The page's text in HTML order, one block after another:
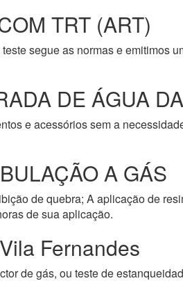
TRT (ART)
segue as normas e emitimos
DE ÁGUA
e acessórios sem a
A GÁS
de quebra; A aplicação de
de sua aplicação.
Fernandes
de gás, ou teste de